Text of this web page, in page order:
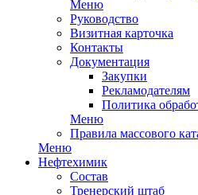
Меню
Руководство
Визитная карточка
Контакты
Документация
Закупки
Рекламодателям
Политика
Меню
Правила массового
Меню
Нефтехимик
Состав
Тренерский штаб